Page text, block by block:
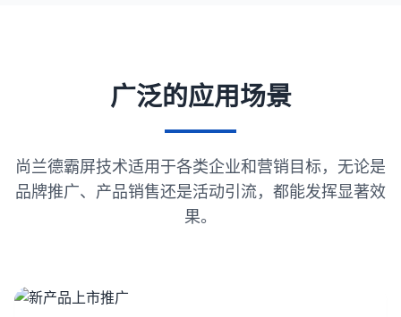
广泛的应用场景
尚兰德霸屏技术适用于各类企业和营销目标，无论是
品牌推广、产品销售还是活动引流，都能发挥显著效
果。